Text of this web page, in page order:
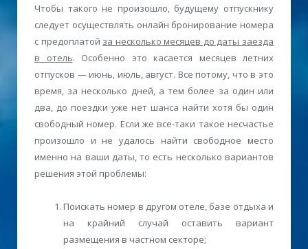
Чтобы такого не произошло, будущему отпускнику
следует осуществлять онлайн бронирование номера
с предоплатой за несколько месяцев до даты заезда
в отель. Особенно это касается месяцев летних
отпусков — июнь, июль, август. Все потому, что в это
время, за несколько дней, а тем более за один или
два, до поездки уже нет шанса найти хотя бы один
свободный номер. Если же все-таки такое несчастье
произошло и не удалось найти свободное место
именно на ваши даты, то есть несколько вариантов
решения этой проблемы:
Поискать номер в другом отеле, базе отдыха и
на крайний случай оставить вариант
размещения в частном секторе;